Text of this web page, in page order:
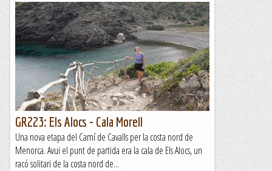
GR223: Els Alocs - Cala Morell
Una nova etapa del Camí de Cavalls per la costa nord de
Menorca. Avui el punt de partida era la cala de Els Alocs, un
racó solitari de la costa nord de...